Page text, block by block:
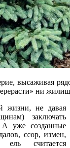
высаживая
ни
жизни, не давая
заключать
А уже созданные
ссор, измен,
ель считается